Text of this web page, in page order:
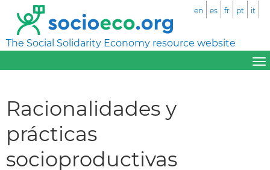
The Social Solidarity Economy resource website
en es fr pt it
Racionalidades y
prácticas
socioproductivas